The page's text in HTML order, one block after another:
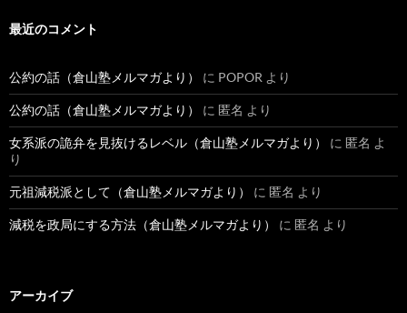
最近のコメント
公約の話（倉山塾メルマガより） に POPOR より
公約の話（倉山塾メルマガより） に 匿名 より
女系派の詭弁を見抜けるレベル（倉山塾メルマガより） に 匿名 よ
り
元祖減税派として（倉山塾メルマガより） に 匿名 より
減税を政局にする方法（倉山塾メルマガより） に 匿名 より
アーカイブ